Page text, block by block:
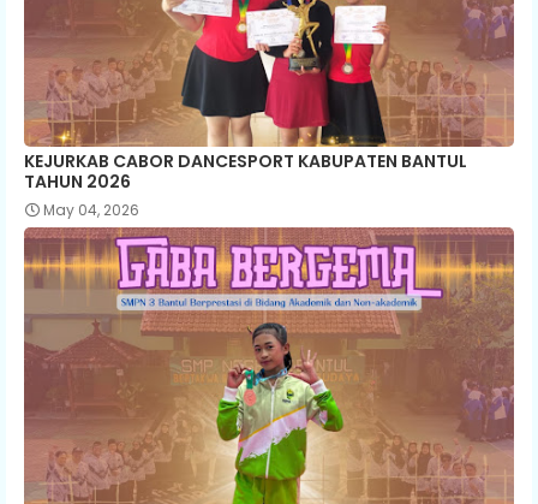
KEJURKAB CABOR DANCESPORT KABUPATEN BANTUL
TAHUN 2026
May 04, 2026